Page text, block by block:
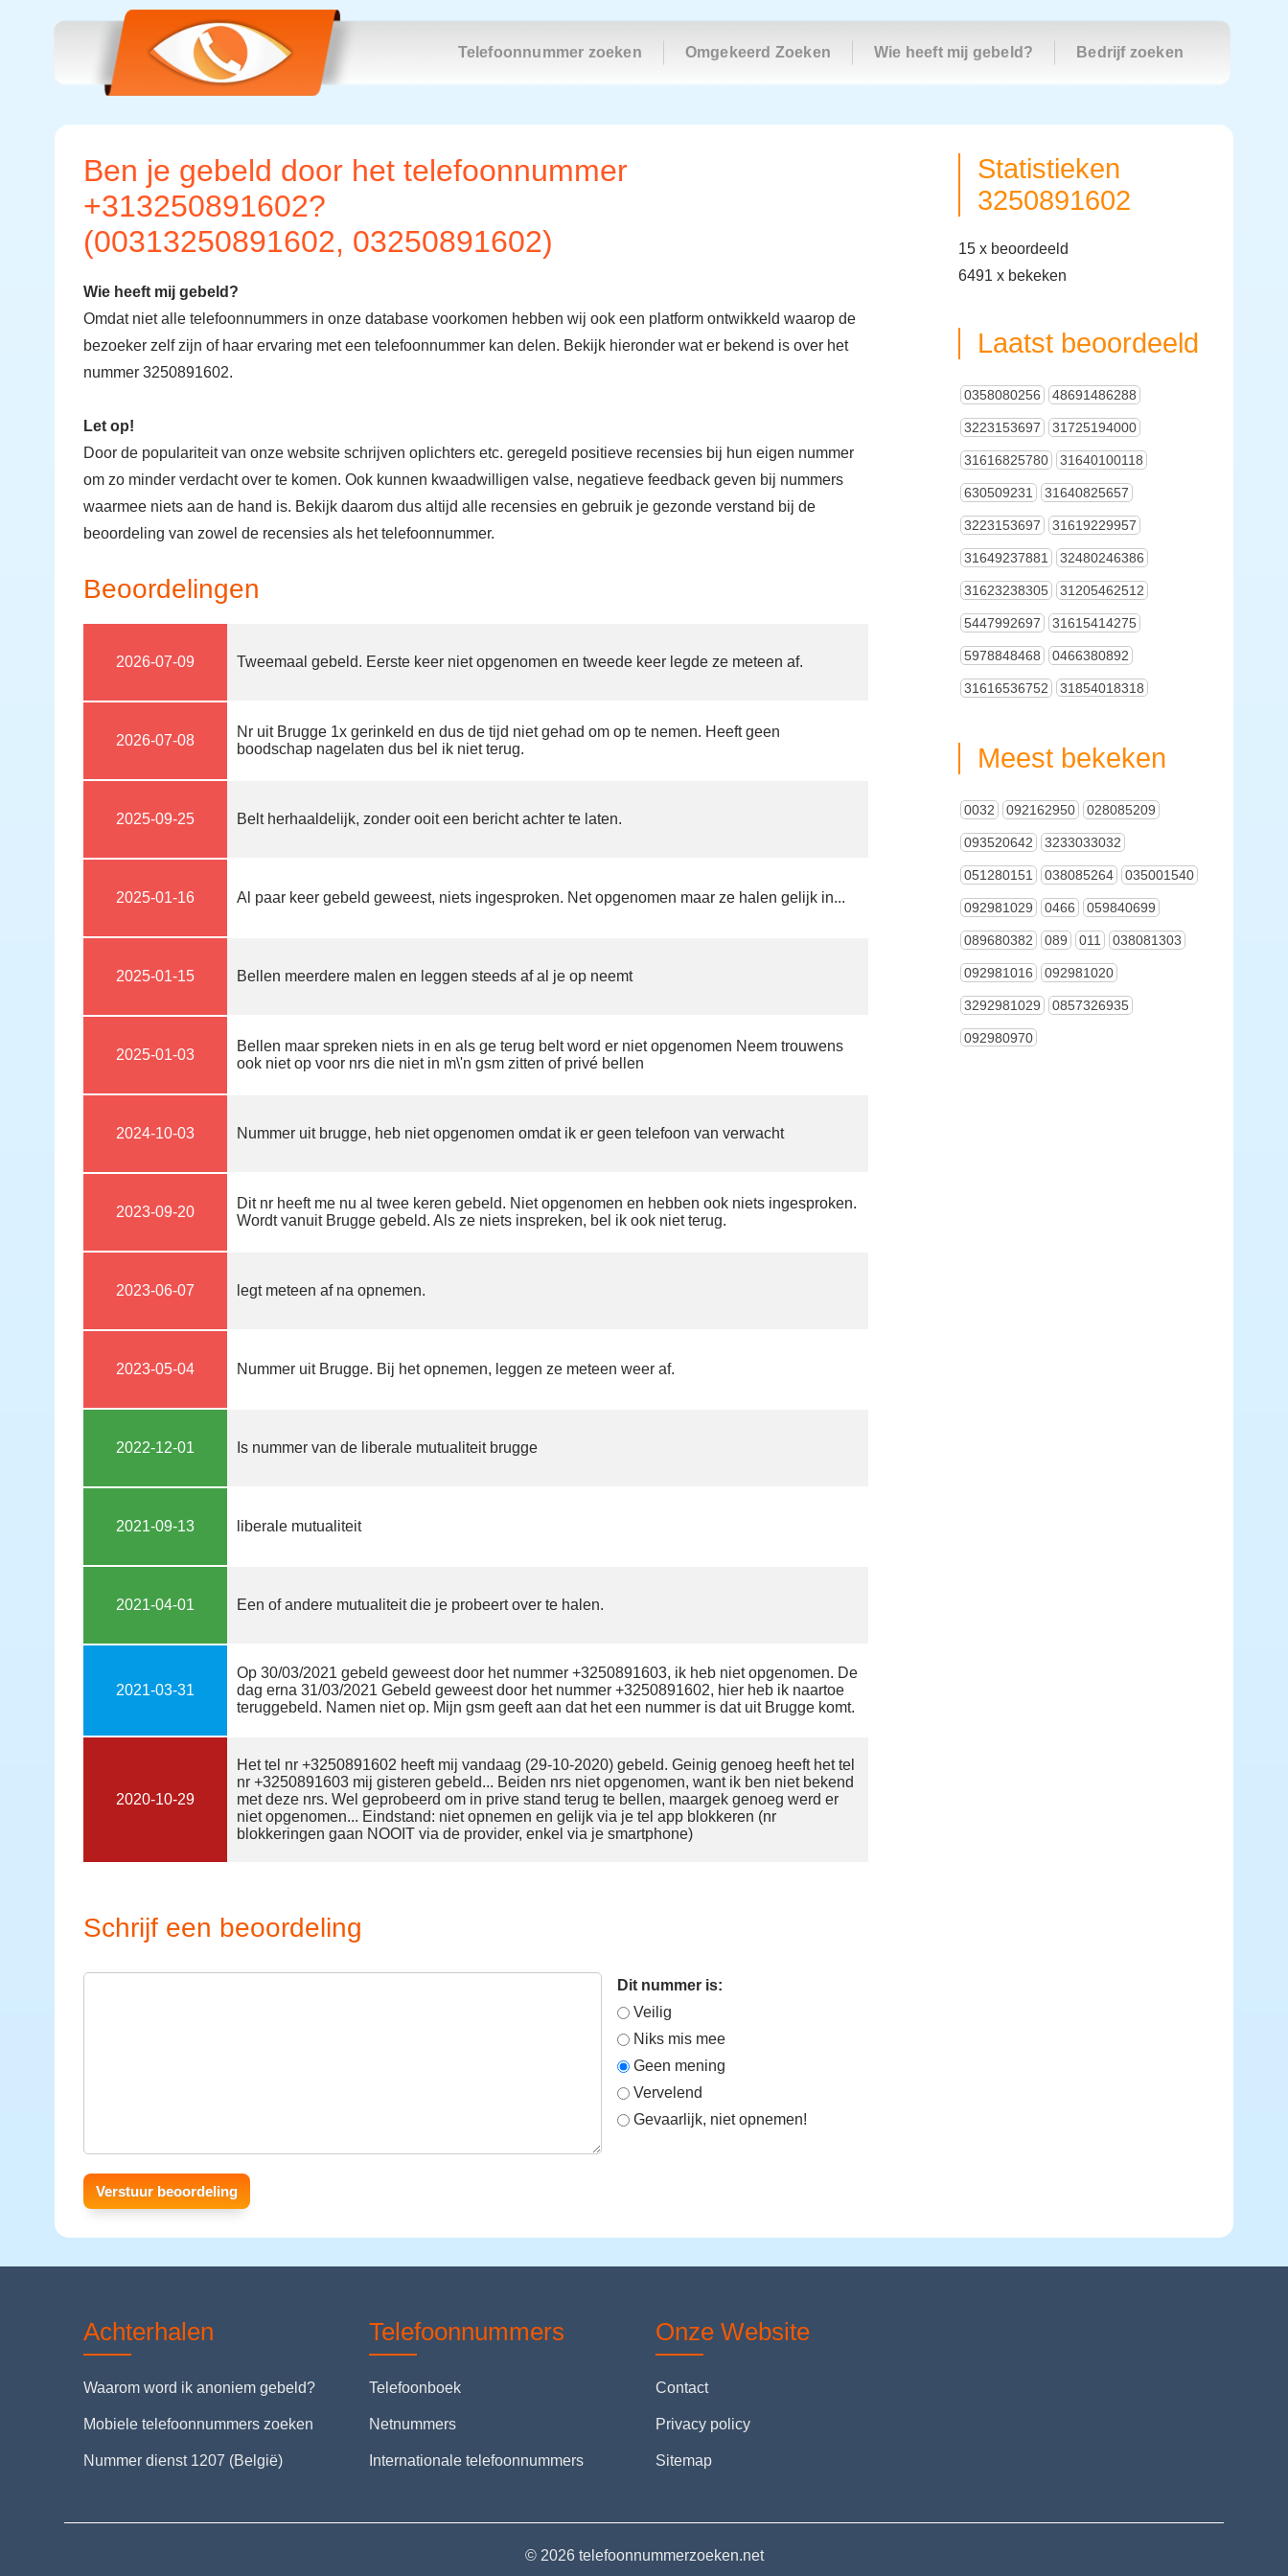
Telefoonnummer zoeken Omgekeerd Zoeken Wie heeft mij gebeld? Bedrijf zoeken
Ben je gebeld door het telefoonnummer
+313250891602?
(00313250891602, 03250891602)
Wie heeft mij gebeld?
Omdat niet alle telefoonnummers in onze database voorkomen hebben wij ook een platform ontwikkeld waarop de
bezoeker zelf zijn of haar ervaring met een telefoonnummer kan delen. Bekijk hieronder wat er bekend is over het
nummer 3250891602.
Let op!
Door de populariteit van onze website schrijven oplichters etc. geregeld positieve recensies bij hun eigen nummer
om zo minder verdacht over te komen. Ook kunnen kwaadwilligen valse, negatieve feedback geven bij nummers
waarmee niets aan de hand is. Bekijk daarom dus altijd alle recensies en gebruik je gezonde verstand bij de
beoordeling van zowel de recensies als het telefoonnummer.
Beoordelingen
2026-07-09 Tweemaal gebeld. Eerste keer niet opgenomen en tweede keer legde ze meteen af.
2026-07-08
Nr uit Brugge 1x gerinkeld en dus de tijd niet gehad om op te nemen. Heeft geen
boodschap nagelaten dus bel ik niet terug.
2025-09-25 Belt herhaaldelijk, zonder ooit een bericht achter te laten.
2025-01-16 Al paar keer gebeld geweest, niets ingesproken. Net opgenomen maar ze halen gelijk in...
2025-01-15 Bellen meerdere malen en leggen steeds af al je op neemt
2025-01-03
Bellen maar spreken niets in en als ge terug belt word er niet opgenomen Neem trouwens
ook niet op voor nrs die niet in m\'n gsm zitten of privé bellen
2024-10-03 Nummer uit brugge, heb niet opgenomen omdat ik er geen telefoon van verwacht
2023-09-20
Dit nr heeft me nu al twee keren gebeld. Niet opgenomen en hebben ook niets ingesproken.
Wordt vanuit Brugge gebeld. Als ze niets inspreken, bel ik ook niet terug.
2023-06-07 legt meteen af na opnemen.
2023-05-04 Nummer uit Brugge. Bij het opnemen, leggen ze meteen weer af.
2022-12-01 Is nummer van de liberale mutualiteit brugge
2021-09-13 liberale mutualiteit
2021-04-01 Een of andere mutualiteit die je probeert over te halen.
2021-03-31
Op 30/03/2021 gebeld geweest door het nummer +3250891603, ik heb niet opgenomen. De
dag erna 31/03/2021 Gebeld geweest door het nummer +3250891602, hier heb ik naartoe
teruggebeld. Namen niet op. Mijn gsm geeft aan dat het een nummer is dat uit Brugge komt.
2020-10-29
Het tel nr +3250891602 heeft mij vandaag (29-10-2020) gebeld. Geinig genoeg heeft het tel
nr +3250891603 mij gisteren gebeld... Beiden nrs niet opgenomen, want ik ben niet bekend
met deze nrs. Wel geprobeerd om in prive stand terug te bellen, maargek genoeg werd er
niet opgenomen... Eindstand: niet opnemen en gelijk via je tel app blokkeren (nr
blokkeringen gaan NOOIT via de provider, enkel via je smartphone)
Schrijf een beoordeling
Dit nummer is:
Veilig
Niks mis mee
Geen mening
Vervelend
Gevaarlijk, niet opnemen!
Statistieken
3250891602
15 x beoordeeld
6491 x bekeken
Laatst beoordeeld
0358080256 48691486288
3223153697 31725194000
31616825780 31640100118
630509231 31640825657
3223153697 31619229957
31649237881 32480246386
31623238305 31205462512
5447992697 31615414275
5978848468 0466380892
31616536752 31854018318
Meest bekeken
0032 092162950 028085209
093520642 3233033032
051280151 038085264 035001540
092981029 0466 059840699
089680382 089 011 038081303
092981016 092981020
3292981029 0857326935
092980970
Achterhalen
Waarom word ik anoniem gebeld?
Mobiele telefoonnummers zoeken
Nummer dienst 1207 (België)
Telefoonnummers
Telefoonboek
Netnummers
Internationale telefoonnummers
Onze Website
Contact
Privacy policy
Sitemap
© 2026 telefoonnummerzoeken.net